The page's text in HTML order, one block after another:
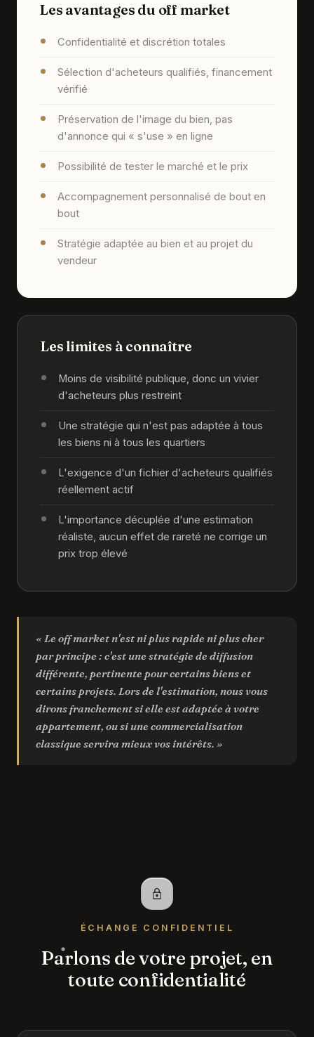
Les avantages du off market
Confidentialité et discrétion totales
Sélection d'acheteurs qualifiés, financement
vérifié
Préservation de l'image du bien, pas
d'annonce qui « s'use » en ligne
Possibilité de tester le marché et le prix
Accompagnement personnalisé de bout en
bout
Stratégie adaptée au bien et au projet du
vendeur
Les limites à connaître
Moins de visibilité publique, donc un vivier
d'acheteurs plus restreint
Une stratégie qui n'est pas adaptée à tous
les biens ni à tous les quartiers
L'exigence d'un fichier d'acheteurs qualifiés
réellement actif
L'importance décuplée d'une estimation
réaliste, aucun effet de rareté ne corrige un
prix trop élevé
« Le off market n'est ni plus rapide ni plus cher
par principe : c'est une stratégie de diffusion
différente, pertinente pour certains biens et
certains projets. Lors de l'estimation, nous vous
dirons franchement si elle est adaptée à votre
appartement, ou si une commercialisation
classique servira mieux vos intérêts. »
ÉCHANGE CONFIDENTIEL
Parlons de votre projet, en
toute confidentialité